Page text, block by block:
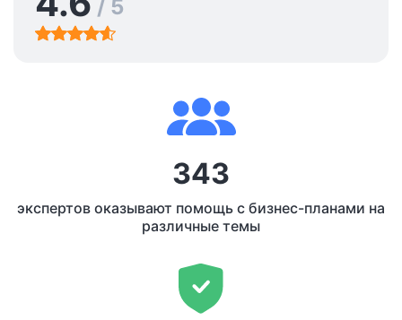
/ 5
343
экспертов оказывают помощь с бизнес-планами на
различные темы